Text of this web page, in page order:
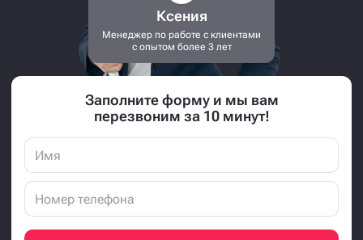
Ксения
Менеджер по работе с клиентами
с опытом более 3 лет
Заполните форму и мы вам
перезвоним за 10 минут!